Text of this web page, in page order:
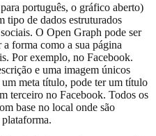
português, o gráfico aberto)
tipo de dados estruturados
O Open Graph pode ser
a forma como a sua página
Por exemplo, no Facebook.
e uma imagem únicos
meta título, pode ter um título
terceiro no Facebook. Todos os
base no local onde são